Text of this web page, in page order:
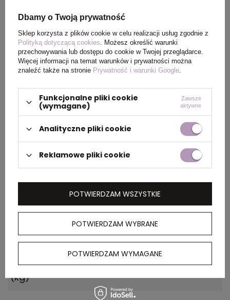
Certyfikat REACH
Rozmiar 60 x 48 x 15 mm
PAKOWANIE
Wymiary
kartonu
zewnętrznego
0.410x0.330x0.350
kartonie
wewnętrznym
50
Waga
zewnętrznego
(kg)
13.300
Dbamy o Twoją prywatność
Sklep korzysta z plików cookie w celu realizacji usług zgodnie z
Polityką dotyczącą cookies. Możesz określić warunki
przechowywania lub dostępu do cookie w Twojej przeglądarce.
Więcej informacji na temat warunków i prywatności można
znaleźć także na stronie Prywatność i warunki Google.
Funkcjonalne pliki cookie
(wymagane)
Zawsze
aktywne
Analityczne pliki cookie
Reklamowe pliki cookie
POTWIERDZAM WYBRANE
POTWIERDZAM WYMAGANE
POTWIERDZAM WSZYSTKIE